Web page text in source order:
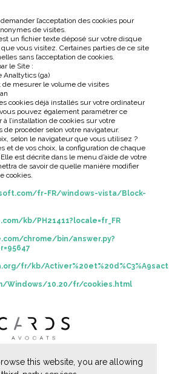
l’acceptation des cookies pour
de visites.
un fichier texte déposé sur votre disque
vous visitez. Certaines parties de ce site
sans l’acceptation de cookies.
le Site :
Analtytics (ga)
de mesurer le volume de visites
cookies déjà installés sur votre ordinateur
pouvez également paramétrer ce
l’installation de cookies sur votre
de procéder selon votre navigateur.
selon le navigateur que vous utilisez ?
et de vos choix, la configuration de chaque
est décrite dans le menu d’aide de votre
de savoir de quelle manière modifier
cookies.
fr-FR/windows-vista/Block-
kb/PH21411?locale=fr_FR
chrome/bin/answer.py?
fr/kb/
Windows/10.20/fr/cookies.html
Miromesnil 75008 Paris -
this website, you are allowing